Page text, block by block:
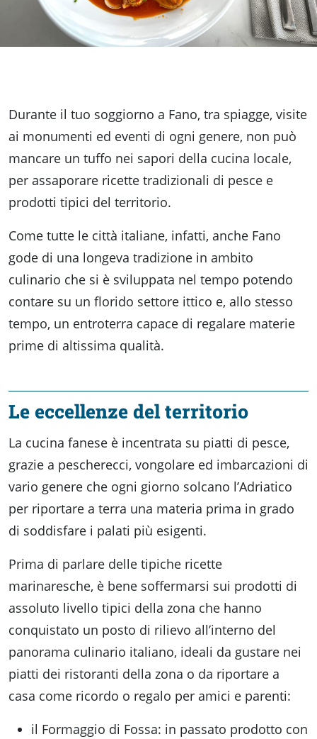
Informazioni
Fano
Accessibili
Durante il tuo soggiorno a Fano, tra spiagge, visite
ai monumenti ed eventi di ogni genere, non può
mancare un tuffo nei sapori della cucina locale,
per assaporare ricette tradizionali di pesce e
prodotti tipici del territorio.
Come tutte le città italiane, infatti, anche Fano
gode di una longeva tradizione in ambito
culinario che si è sviluppata nel tempo potendo
contare su un florido settore ittico e, allo stesso
tempo, un entroterra capace di regalare materie
prime di altissima qualità.
Le eccellenze del territorio
La cucina fanese è incentrata su piatti di pesce,
grazie a pescherecci, vongolare ed imbarcazioni di
vario genere che ogni giorno solcano l’Adriatico
per riportare a terra una materia prima in grado
di soddisfare i palati più esigenti.
Prima di parlare delle tipiche ricette
marinaresche, è bene soffermarsi sui prodotti di
assoluto livello tipici della zona che hanno
conquistato un posto di rilievo all’interno del
panorama culinario italiano, ideali da gustare nei
piatti dei ristoranti della zona o da riportare a
casa come ricordo o regalo per amici e parenti:
il Formaggio di Fossa: in passato prodotto con